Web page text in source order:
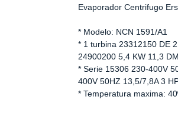
Evaporador Centrifugo
* Modelo: NCN 1591/A1
* 1 turbina 23312150 DE
24900200 5,4 KW 11,3
* Serie 15306 230-400V
400V 50HZ 13,5/7,8A 3
* Temperatura maxima: